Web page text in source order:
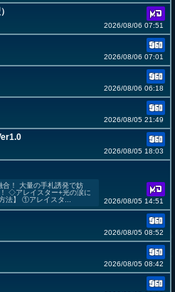
2026/08/06 07:51
2026/08/06 07:01
2026/08/06 06:18
2026/08/05 21:49
2026/08/05 18:03
！ 大量の手札誘発で妨
◇アレイスター+光の涙に
法】 ①アレイスタ...
2026/08/05 14:51
2026/08/05 08:52
2026/08/05 08:42